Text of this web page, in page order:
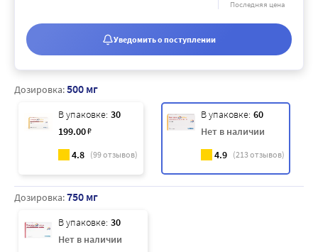
Дозировка:500 мг
В упаковке: 30
199.00₽
4.8 (99отзывов)
В упаковке: 60
Нет в наличии
4.9 (213отзывов)
Дозировка:750 мг
В упаковке: 30
Нет в наличии
Последняя цена
Уведомить о поступлении